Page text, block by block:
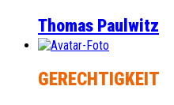
Thomas Paulwitz
GERECHTIGKEIT